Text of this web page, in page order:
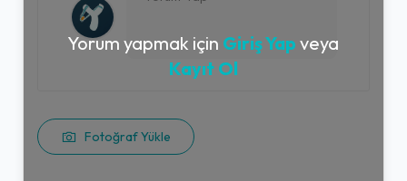
Fotoğraf Yükle
Yorum yapmak için Giriş Yap veya
Kayıt Ol